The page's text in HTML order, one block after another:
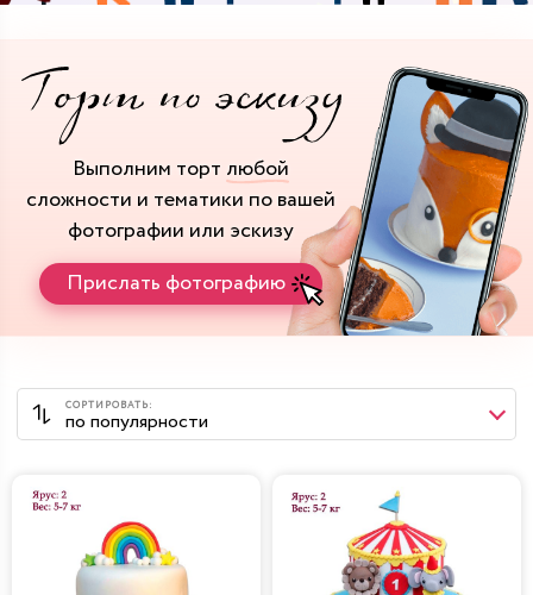
Выполним торт любой
сложности и тематики по вашей
фотографии или эскизу
Прислать фотографию